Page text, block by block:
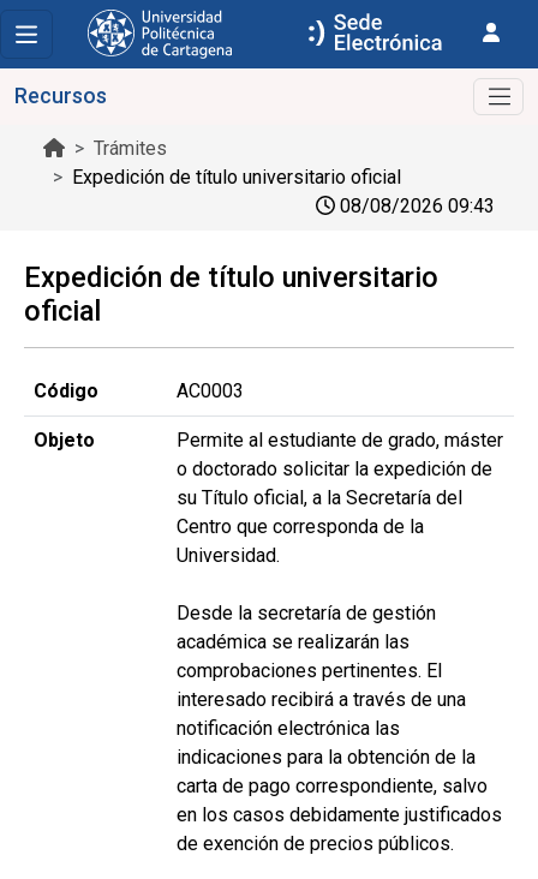
Trámites
Expedición de título universitario oficial
08/08/2026 09:43
Recursos
Expedición de título universitario
oficial
Código AC0003
Objeto
Permite al estudiante de grado, máster
o doctorado solicitar la expedición de
su Título oficial, a la Secretaría del
Centro que corresponda de la
Universidad.
Desde la secretaría de gestión
académica se realizarán las
comprobaciones pertinentes. El
interesado recibirá a través de una
notificación electrónica las
indicaciones para la obtención de la
carta de pago correspondiente, salvo
en los casos debidamente justificados
de exención de precios públicos.